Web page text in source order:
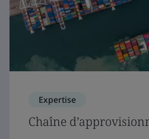
Expertise
Chaîne